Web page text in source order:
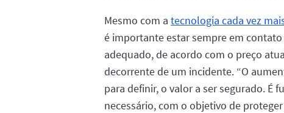
Mesmo com atecnologia cada vez
é importante estar sempre em
adequado, de acordo com o preço
decorrente de um incidente. “O
para definir, o valor a ser segurado.
necessário, com o objetivo de